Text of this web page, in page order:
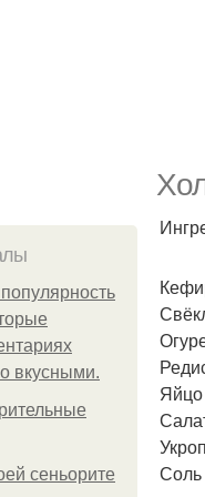
вкусными.
сеньорите
Соль